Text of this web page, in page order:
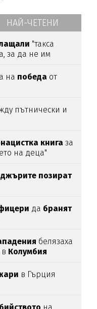
НАЙ-ЧЕТЕНИ
"такса
за да не им
на победа от
пътнически и
книга за
на деца"
позират
да бранят
белязаха
в Колумбия
в Гърция